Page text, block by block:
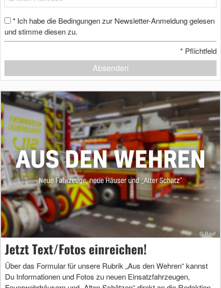
* Ich habe die Bedingungen zur Newsletter-Anmeldung gelesen
und stimme diesen zu.
* Pflichtfeld
Absenden
Jetzt Text/Fotos einreichen!
Über das Formular für unsere Rubrik „Aus den Wehren“ kannst
Du Informationen und Fotos zu neuen Einsatzfahrzeugen,